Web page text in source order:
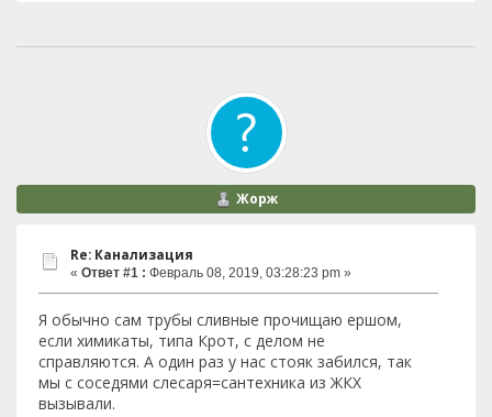
Жорж
Re: Канализация
« Ответ #1 : Февраль 08, 2019, 03:28:23 pm »
Я обычно сам трубы сливные прочищаю ершом,
если химикаты, типа Крот, с делом не
справляются. А один раз у нас стояк забился, так
мы с соседями слесаря=сантехника из ЖКХ
вызывали.